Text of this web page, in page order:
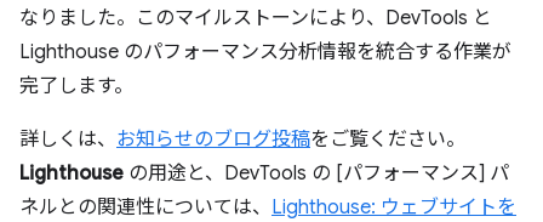
なりました。このマイルストーンにより、DevTools と
Lighthouse のパフォーマンス分析情報を統合する作業が
完了します。
詳しくは、 お知らせのブログ投稿をご覧ください。
Lighthouse の用途と、DevTools の [パフォーマンス] パ
ネルとの関連性については、 Lighthouse: ウェブサイトを